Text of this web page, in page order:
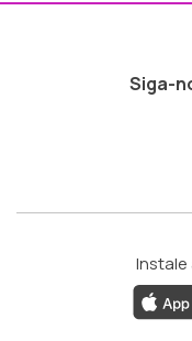
Siga-
Instale